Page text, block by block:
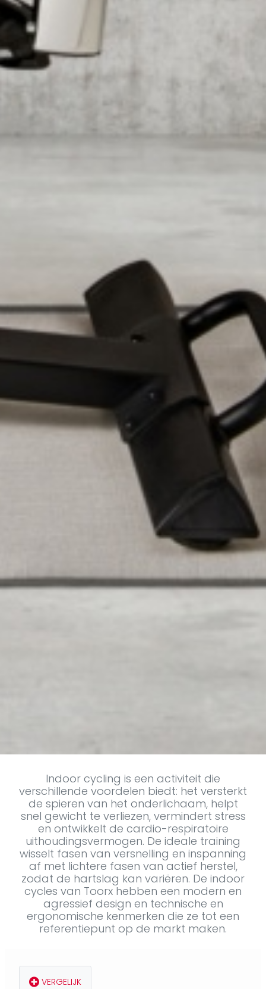
Indoor cycling is een activiteit die
verschillende voordelen biedt: het versterkt
de spieren van het onderlichaam, helpt
snel gewicht te verliezen, vermindert stress
en ontwikkelt de cardio-respiratoire
uithoudingsvermogen. De ideale training
wisselt fasen van versnelling en inspanning
af met lichtere fasen van actief herstel,
zodat de hartslag kan variëren. De indoor
cycles van Toorx hebben een modern en
agressief design en technische en
ergonomische kenmerken die ze tot een
referentiepunt op de markt maken.
VERGELIJK